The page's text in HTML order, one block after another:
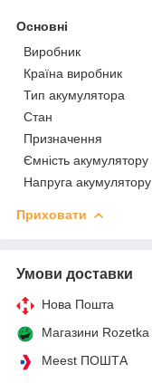
Основні
Виробник
Країна виробник
Тип акумулятора
Стан
Призначення
Ємність акумулятору
Напруга акумулятору
Приховати
Умови доставки
Нова Пошта
Магазини Rozetka
Meest ПОШТА